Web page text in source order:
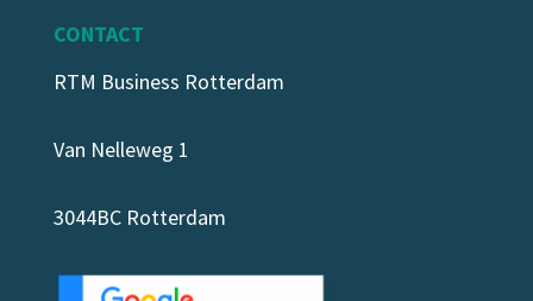
CONTACT
RTM Business Rotterdam
Van Nelleweg 1
3044BC Rotterdam